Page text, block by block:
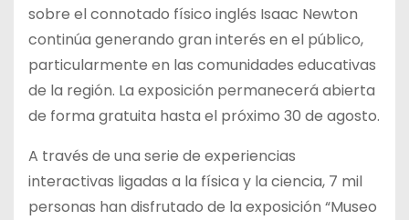
sobre el connotado físico inglés Isaac Newton
continúa generando gran interés en el público,
particularmente en las comunidades educativas
de la región. La exposición permanecerá abierta
de forma gratuita hasta el próximo 30 de agosto.
A través de una serie de experiencias
interactivas ligadas a la física y la ciencia, 7 mil
personas han disfrutado de la exposición “Museo